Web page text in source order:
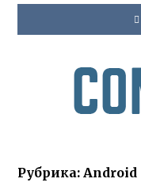
Рубрика:Android